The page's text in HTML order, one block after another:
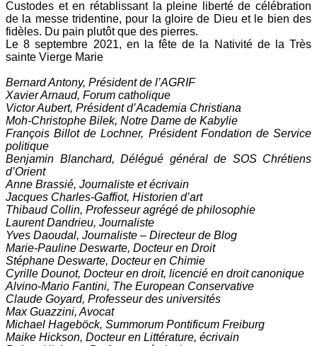
Custodes et en rétablissant la pleine liberté de célébration
de la messe tridentine, pour la gloire de Dieu et le bien des
fidèles. Du pain plutôt que des pierres.
Le 8 septembre 2021, en la fête de la Nativité de la Très
sainte Vierge Marie
Bernard Antony, Président de l’AGRIF
Xavier Arnaud, Forum catholique
Victor Aubert, Président d’Academia Christiana
Moh-Christophe Bilek, Notre Dame de Kabylie
François Billot de Lochner, Président Fondation de Service
politique
Benjamin Blanchard, Délégué général de SOS Chrétiens
d’Orient
Anne Brassié, Journaliste et écrivain
Jacques Charles-Gaffiot, Historien d’art
Thibaud Collin, Professeur agrégé de philosophie
Laurent Dandrieu, Journaliste
Yves Daoudal, Journaliste – Directeur de Blog
Marie-Pauline Deswarte, Docteur en Droit
Stéphane Deswarte, Docteur en Chimie
Cyrille Dounot, Docteur en droit, licencié en droit canonique
Alvino-Mario Fantini, The European Conservative
Claude Goyard, Professeur des universités
Max Guazzini, Avocat
Michael Hageböck, Summorum Pontificum Freiburg
Maike Hickson, Docteur en Littérature, écrivain